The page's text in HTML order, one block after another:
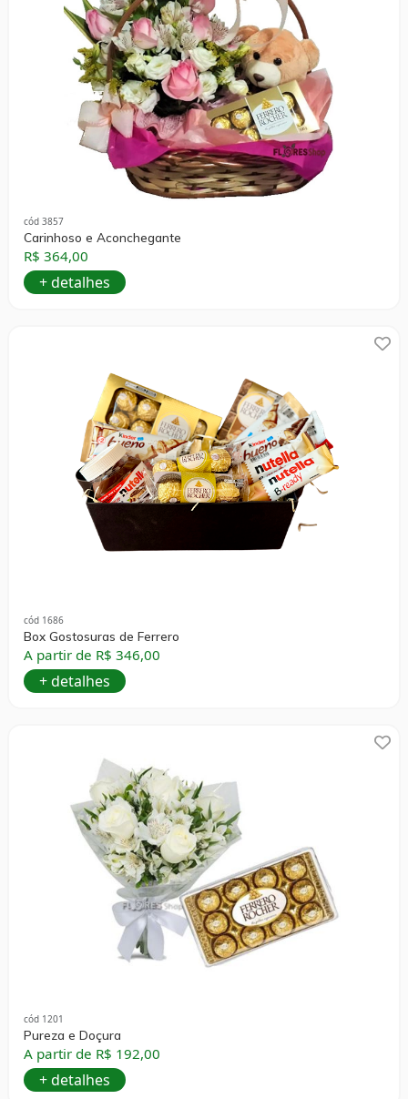
cód 3857
Carinhoso e Aconchegante
R$ 364,00
+ detalhes
cód 1686
Box Gostosuras de Ferrero
A partir de R$ 346,00
+ detalhes
cód 1201
Pureza e Doçura
A partir de R$ 192,00
+ detalhes